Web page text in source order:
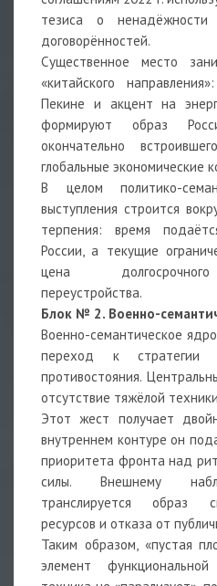
тезиса о ненадёжности
договорённостей.
Существенное место
«китайского
Пекине и акцент на
формируют образ
окончательно
глобальные экономические
В целом политико-
выступления строится
терпения: время
России, а текущие
цена долгосрочного
переустройства.
Блок № 2. Военно-
Военно-семантическое
переход к стратегии
противостояния.
отсутствие тяжёлой
Этот жест получает
внутреннем контуре он
приоритета фронта над
силы. Внешнему
транслируется образ
ресурсов и отказа от
Таким образом, «пустая
элемент